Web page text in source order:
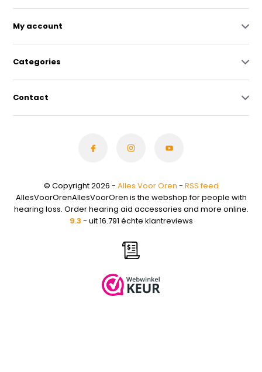
My account
Categories
Contact
© Copyright 2026 - Alles Voor Oren - RSS feed
AllesVoorOrenAllesVoorOren is the webshop for people with
hearing loss. Order hearing aid accessories and more online.
9.3 - uit 16.791 échte klantreviews